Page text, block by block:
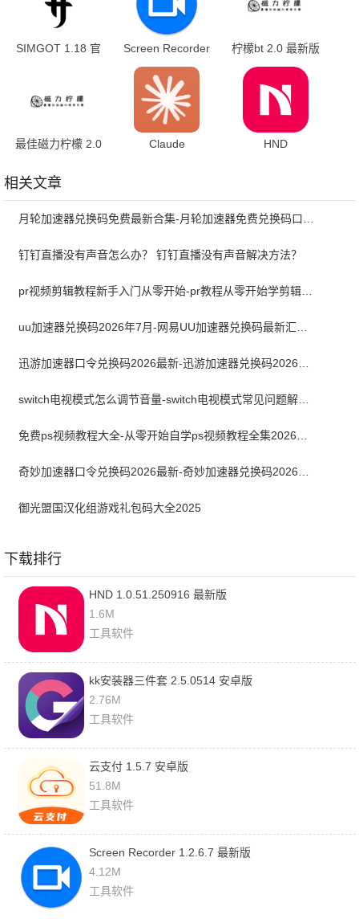
SIMGOT 1.18 官
Screen Recorder
1.2.6.7 最新版
柠檬bt 2.0 最新版
最佳磁力柠檬 2.0
Claude
HND
相关文章
钉钉直播没有声音怎么办？ 钉钉直播没有声音解决方法？
pr视频剪辑教程新手入门从零开始-pr教程从零开始学剪辑全集免费
switch电视模式怎么调节音量-switch电视模式常见问题解决方案
御光盟国汉化组游戏礼包码大全2025
下载排行
HND 1.0.51.250916 最新版
1.6M
工具软件
kk安装器三件套 2.5.0514 安卓版
2.76M
工具软件
云支付 1.5.7 安卓版
51.8M
工具软件
Screen Recorder 1.2.6.7 最新版
4.12M
工具软件